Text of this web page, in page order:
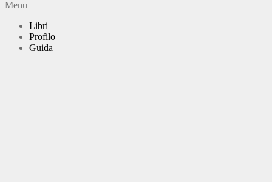
Menu
Libri
Profilo
Guida